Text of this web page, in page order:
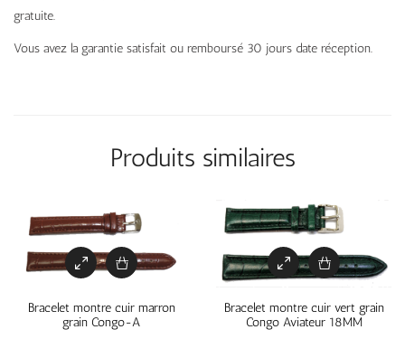
gratuite.
Vous avez la garantie satisfait ou remboursé 30 jours date réception.
Produits similaires
Bracelet montre cuir marron
grain Congo-A
Bracelet montre cuir vert grain
Congo Aviateur 18MM